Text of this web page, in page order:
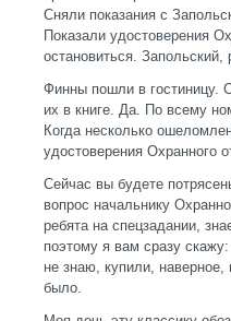
Сняли показания с
Показали удостоверения
остановиться. Запольский,
Финны пошли в гостиницу.
их в книге. Да. По всему
Когда несколько
удостоверения Охранного
Сейчас вы будете
вопрос начальнику
ребята на спецзадании,
поэтому я вам сразу
не знаю, купили,
было.